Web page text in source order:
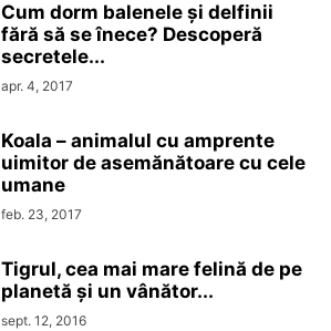
Cum dorm balenele și delfinii
fără să se înece? Descoperă
secretele...
apr. 4, 2017
Koala – animalul cu amprente
uimitor de asemănătoare cu cele
umane
feb. 23, 2017
Tigrul, cea mai mare felină de pe
planetă și un vânător...
sept. 12, 2016